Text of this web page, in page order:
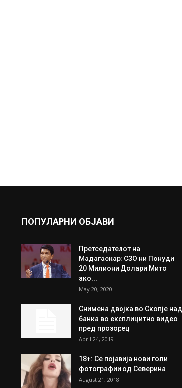
ПОПУЛАРНИ ОБЈАВИ
Претседателот на
Мадагаскар: СЗО ни Понуди
20 Милиони Долари Мито
ако...
May 20, 2020
Снимена двојка во Скопје над
банка во експлицитно видео
пред прозорец
April 24, 2019
18+: Се појавија нови голи
фотографии од Северина
August 21, 2018